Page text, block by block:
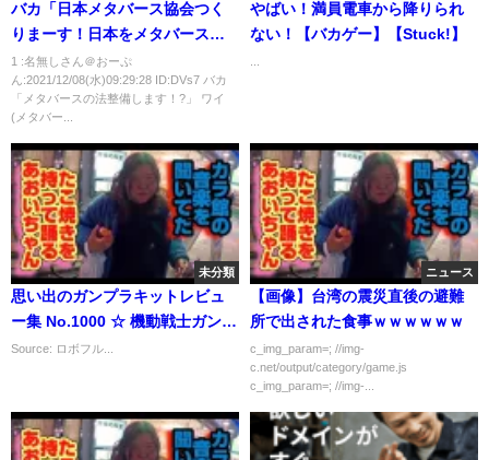
バカ「日本メタバース協会つく
りまーす！日本をメタバース先
進国に！🤑」ワイ(こいつ何を言
うとるんや？🤔)
1 :名無しさん＠おーぷ
ん:2021/12/08(水)09:29:28 ID:DVs7 バカ
「メタバースの法整備します！?」 ワイ
(メタバー...
やばい！満員電車から降りられ
ない！【バカゲー】【Stuck!】
未分類
思い出のガンプラキットレビュ
ー集 No.1000 ☆ 機動戦士ガンダ
ム 1/100 ジオン軍水陸両用モビ
Source: ロボフル...
ニュース
【画像】台湾の震災直後の避難
所で出された食事ｗｗｗｗｗｗ
c_img_param=; //img-
c.net/output/category/game.js
c_img_param=; //img-...